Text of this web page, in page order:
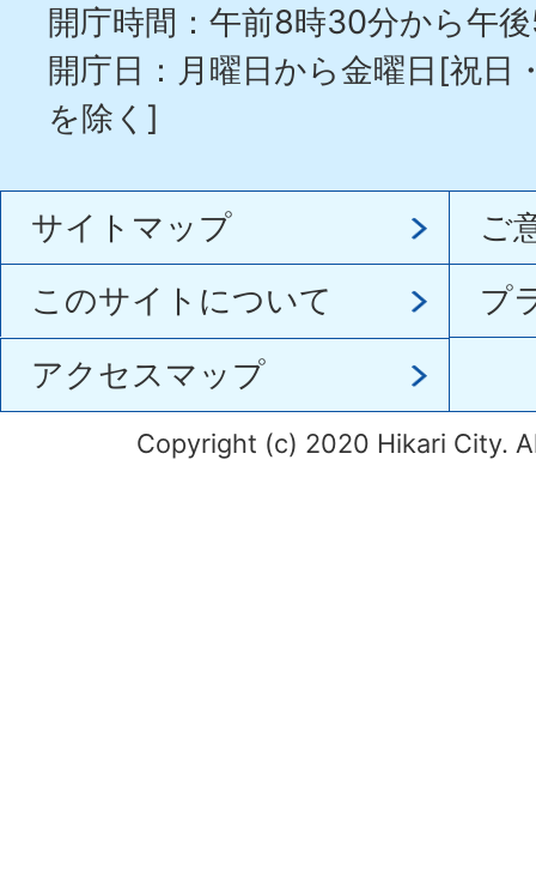
開庁時間：午前8時30分から午
開庁日：月曜日から金曜日[祝日
を除く]
サイトマップ
ご
このサイトについて
プ
アクセスマップ
Copyright (c) 2020 Hikari City.